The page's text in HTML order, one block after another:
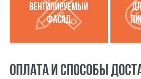
ВЕНТИЛИРУЕМЫЙ
ФАСАД
ОПЛАТА И СПОСОБЫ